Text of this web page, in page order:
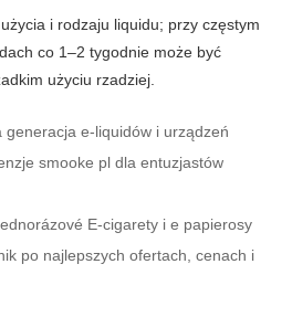
i rodzaju liquidu; przy częstym
co 1–2 tygodnie może być
użyciu rzadziej.
generacja e-liquidów i urządzeń
smooke pl dla entuzjastów
E-cigarety i e papierosy
po najlepszych ofertach, cenach i